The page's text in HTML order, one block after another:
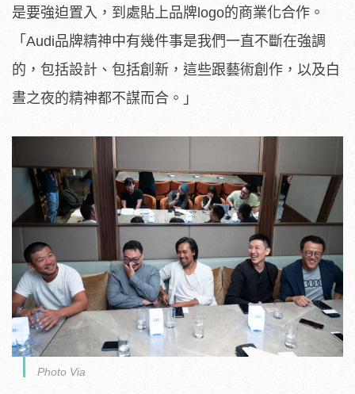
是要強迫置入，到處貼上品牌logo的商業化合作。
「Audi品牌精神中有幾件事是我們一直不斷在強調
的，包括設計、包括創新，這些跟藝術創作，以及白
晝之夜的精神都不謀而合。」
Photo Via